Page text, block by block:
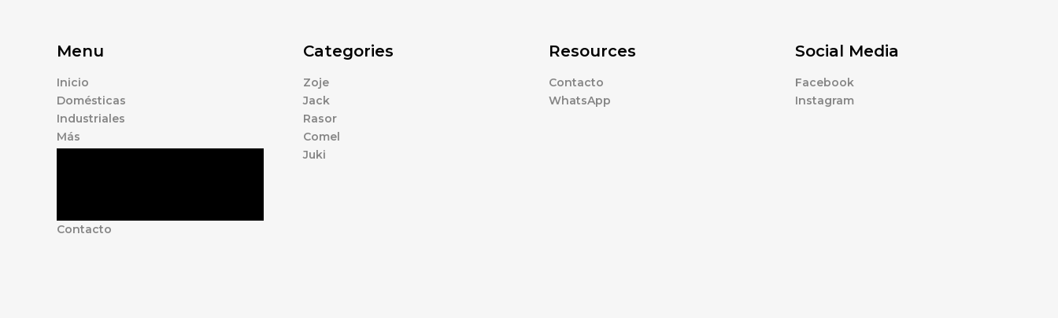
Menu
Inicio
Domésticas
Industriales
Más
Contacto
Categories
Zoje
Jack
Rasor
Comel
Juki
Resources
Contacto
WhatsApp
Social Media
Facebook
Instagram